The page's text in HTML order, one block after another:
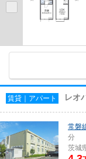
賃貸｜アパート レオ
常磐
分
茨城